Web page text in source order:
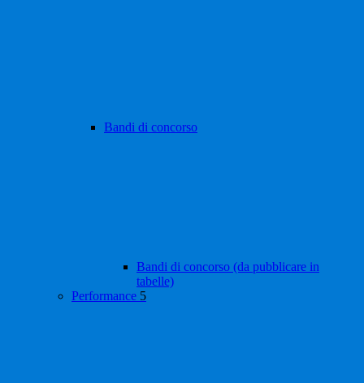
Bandi di concorso
Bandi di concorso (da pubblicare in
tabelle)
Performance 5